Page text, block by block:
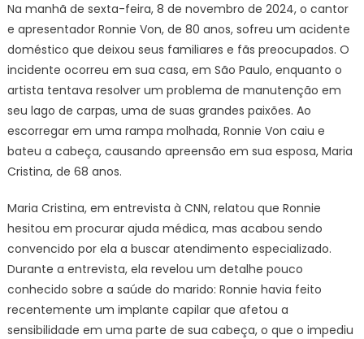
Na manhã de sexta-feira, 8 de novembro de 2024, o cantor
e apresentador Ronnie Von, de 80 anos, sofreu um acidente
doméstico que deixou seus familiares e fãs preocupados. O
incidente ocorreu em sua casa, em São Paulo, enquanto o
artista tentava resolver um problema de manutenção em
seu lago de carpas, uma de suas grandes paixões. Ao
escorregar em uma rampa molhada, Ronnie Von caiu e
bateu a cabeça, causando apreensão em sua esposa, Maria
Cristina, de 68 anos.
Maria Cristina, em entrevista à CNN, relatou que Ronnie
hesitou em procurar ajuda médica, mas acabou sendo
convencido por ela a buscar atendimento especializado.
Durante a entrevista, ela revelou um detalhe pouco
conhecido sobre a saúde do marido: Ronnie havia feito
recentemente um implante capilar que afetou a
sensibilidade em uma parte de sua cabeça, o que o impediu